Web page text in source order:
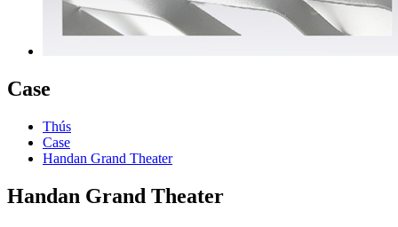
Case
Thús
Case
Handan Grand Theater
Handan Grand Theater